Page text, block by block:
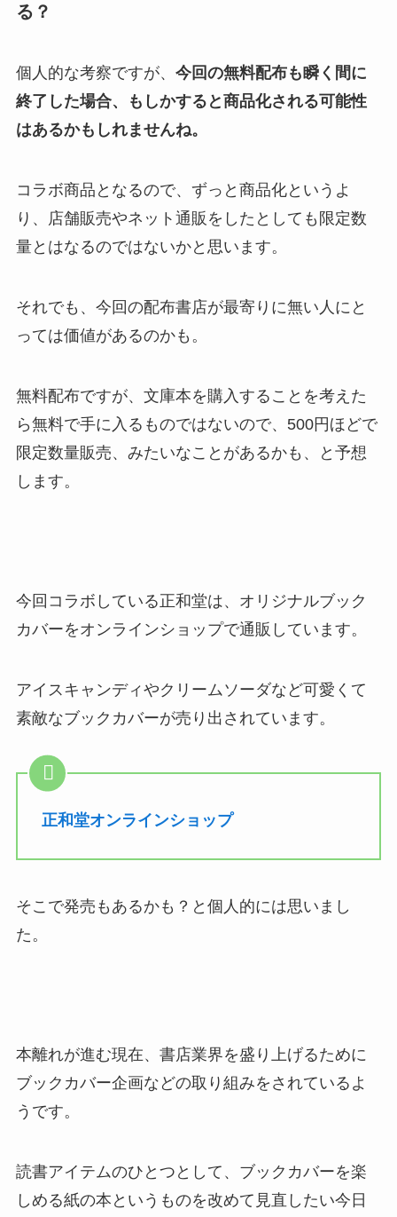
る？
個人的な考察ですが、 今回の無料配布も瞬く間に
終了した場合、もしかすると商品化される可能性
はあるかもしれませんね。
コラボ商品となるので、ずっと商品化というよ
り、店舗販売やネット通販をしたとしても限定数
量とはなるのではないかと思います。
それでも、今回の配布書店が最寄りに無い人にと
っては価値があるのかも。
無料配布ですが、文庫本を購入することを考えた
ら無料で手に入るものではないので、500円ほどで
限定数量販売、みたいなことがあるかも、と予想
します。
今回コラボしている正和堂は、オリジナルブック
カバーをオンラインショップで通販しています。
アイスキャンディやクリームソーダなど可愛くて
素敵なブックカバーが売り出されています。
正和堂オンラインショップ
そこで発売もあるかも？と個人的には思いまし
た。
本離れが進む現在、書店業界を盛り上げるために
ブックカバー企画などの取り組みをされているよ
うです。
読書アイテムのひとつとして、ブックカバーを楽
しめる紙の本というものを改めて見直したい今日